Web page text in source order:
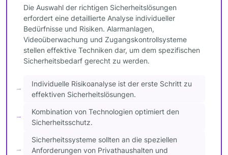
Die Auswahl der richtigen Sicherheitslösungen
erfordert eine detaillierte Analyse individueller
Bedürfnisse und Risiken. Alarmanlagen,
Videoüberwachung und Zugangskontrollsysteme
stellen effektive Techniken dar, um dem spezifischen
Sicherheitsbedarf gerecht zu werden.
Individuelle Risikoanalyse ist der erste Schritt zu
effektiven Sicherheitslösungen.
Kombination von Technologien optimiert den
Sicherheitsschutz.
Sicherheitssysteme sollten an die speziellen
Anforderungen von Privathaushalten und